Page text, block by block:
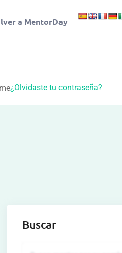
a MentorDay
¿Olvidaste tu contraseña?
Buscar